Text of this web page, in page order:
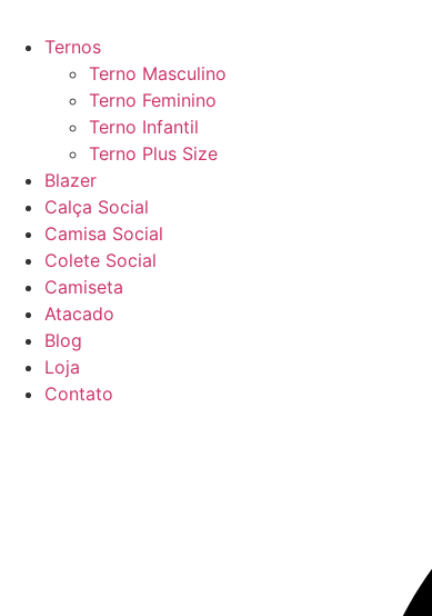
Ternos
Terno Masculino
Terno Feminino
Terno Infantil
Terno Plus Size
Blazer
Calça Social
Camisa Social
Colete Social
Camiseta
Atacado
Blog
Loja
Contato